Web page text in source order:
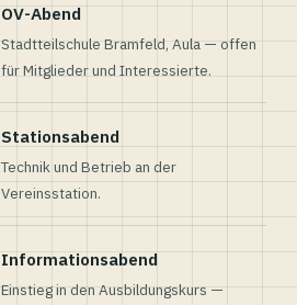
OV-Abend
Stadtteilschule Bramfeld, Aula — offen
für Mitglieder und Interessierte.
Stationsabend
Technik und Betrieb an der
Vereinsstation.
Informationsabend
Einstieg in den Ausbildungskurs —